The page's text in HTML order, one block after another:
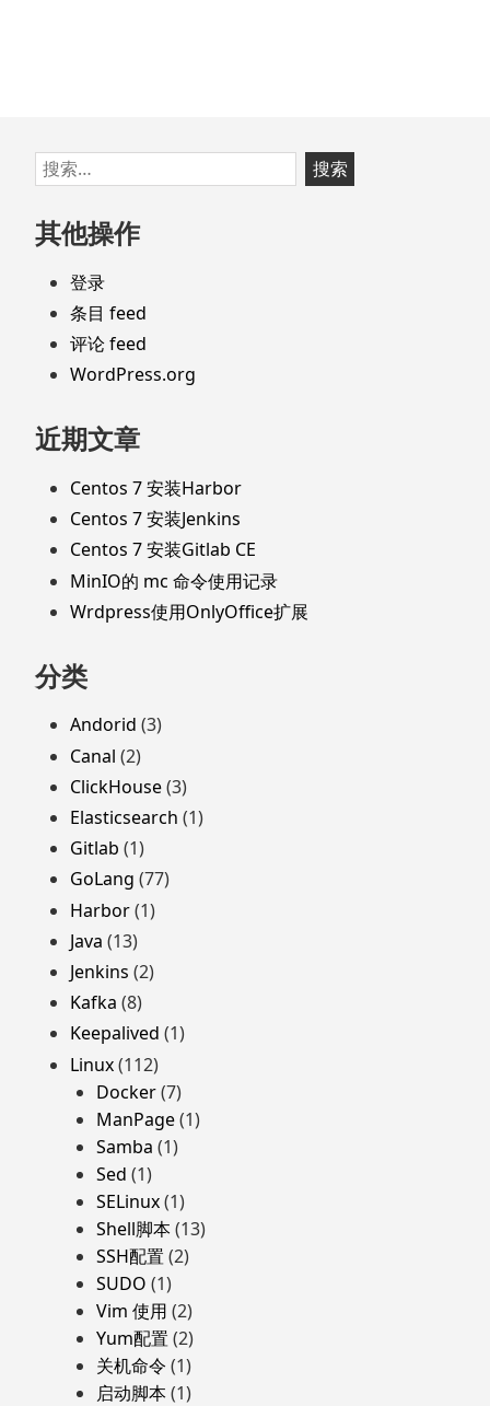
跳
至
页
脚
搜
索：
其他操作
登录
条目 feed
评论 feed
WordPress.org
近期文章
Centos 7 安装Harbor
Centos 7 安装Jenkins
Centos 7 安装Gitlab CE
MinIO的 mc 命令使用记录
Wrdpress使用OnlyOffice扩展
分类
Andorid (3)
Canal (2)
ClickHouse(3)
Elasticsearch (1)
Gitlab (1)
GoLang (77)
Harbor(1)
Java (13)
Jenkins (2)
Kafka (8)
Keepalived (1)
Linux(112)
Docker(7)
ManPage(1)
Samba (1)
Sed (1)
SELinux(1)
Shell脚本(13)
SSH配置 (2)
SUDO (1)
Vim 使用 (2)
Yum配置 (2)
关机命令 (1)
启动脚本(1)